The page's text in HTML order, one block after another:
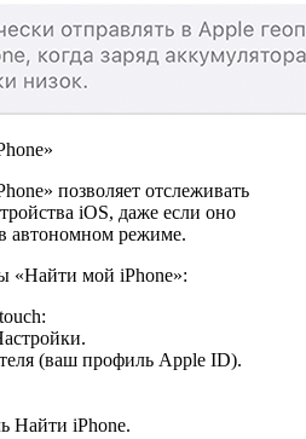
позволяет отслеживать
iOS, даже если оно
автономном режиме.
«Найти мой iPhone»:
(ваш профиль Apple ID).
Найти iPhone.